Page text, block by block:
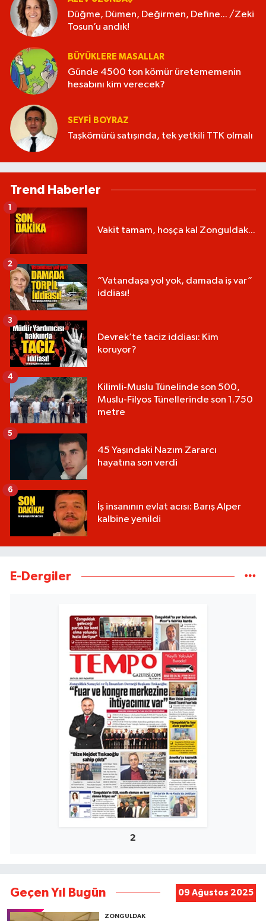
Düğme, Dümen, Değirmen, Define... /Zeki
Tosun’u andık!
BÜYÜKLERE MASALLAR
Günde 4500 ton kömür üretememenin
hesabını kim verecek?
SEYFI BOYRAZ
Taşkömürü satışında, tek yetkili TTK olmalı
Trend Haberler
Vakit tamam, hoşça kal Zonguldak...
1
“Vatandaşa yol yok, damada iş var”
iddiası!
2
Devrek’te taciz iddiası: Kim
koruyor?
3
Kilimli-Muslu Tünelinde son 500,
Muslu-Filyos Tünellerinde son 1.750
metre
4
45 Yaşındaki Nazım Zararcı
hayatına son verdi
5
İş insanının evlat acısı: Barış Alper
kalbine yenildi
6
E-Dergiler
2
Geçen Yıl Bugün 09 Ağustos 2025
ZONGULDAK